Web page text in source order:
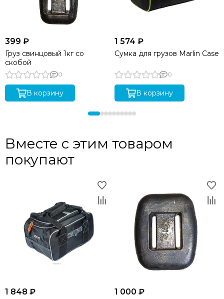
399 ₽
Груз свинцовый 1кг со
скобой
0
В корзину
1 574 ₽
Сумка для грузов Marlin Case
0
В корзину
Вместе с этим товаром
покупают
1 848 ₽ 1 000 ₽